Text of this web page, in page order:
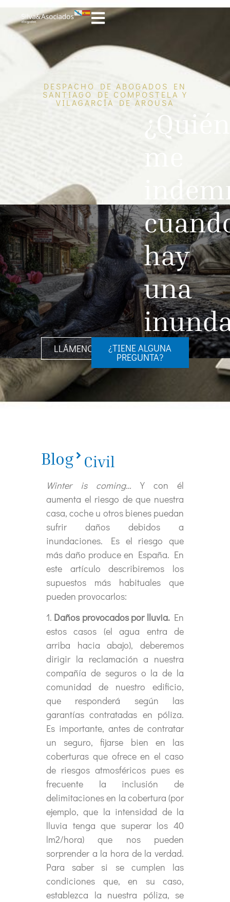
DESPACHO DE ABOGADOS EN
SANTIAGO DE COMPOSTELA Y
VILAGARCÍA DE AROUSA
¿Quién
me
hay
una
LLÁMENOS ¿TIENE ALGUNA
PREGUNTA?
Blog Civil
Winter is coming… Y con él
aumenta el riesgo de que nuestra
casa, coche u otros bienes puedan
sufrir daños debidos a
inundaciones. Es el riesgo que
más daño produce en España. En
este artículo describiremos los
supuestos más habituales que
pueden provocarlos:
1. Daños provocados por lluvia.En
estos casos (el agua entra de
arriba hacia abajo), deberemos
dirigir la reclamación a nuestra
compañía de seguros o la de la
comunidad de nuestro edificio,
que responderá según las
garantías contratadas en póliza.
Es importante, antes de contratar
un seguro, fijarse bien en las
coberturas que ofrece en el caso
de riesgos atmosféricos pues es
frecuente la inclusión de
delimitaciones en la cobertura (por
ejemplo, que la intensidad de la
lluvia tenga que superar los 40
lm2/hora) que nos pueden
sorprender a la hora de la verdad.
Para saber si se cumplen las
condiciones que, en su caso,
establezca la nuestra póliza, se